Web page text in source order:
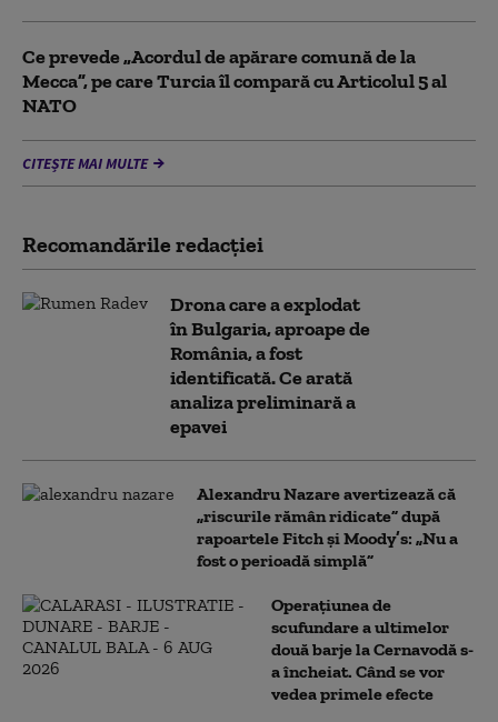
Ce prevede „Acordul de apărare comună de la
Mecca”, pe care Turcia îl compară cu Articolul 5 al
NATO
CITEȘTE MAI MULTE
Recomandările redacţiei
Drona care a explodat
în Bulgaria, aproape de
România, a fost
identificată. Ce arată
analiza preliminară a
epavei
Alexandru Nazare avertizează că
„riscurile rămân ridicate” după
rapoartele Fitch și Moody’s: „Nu a
fost o perioadă simplă”
Operațiunea de
scufundare a ultimelor
două barje la Cernavodă s-
a încheiat. Când se vor
vedea primele efecte